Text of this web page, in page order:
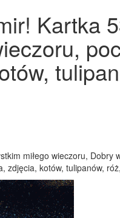
Kartka
miłego wieczoru,
kotów, tulipanów,